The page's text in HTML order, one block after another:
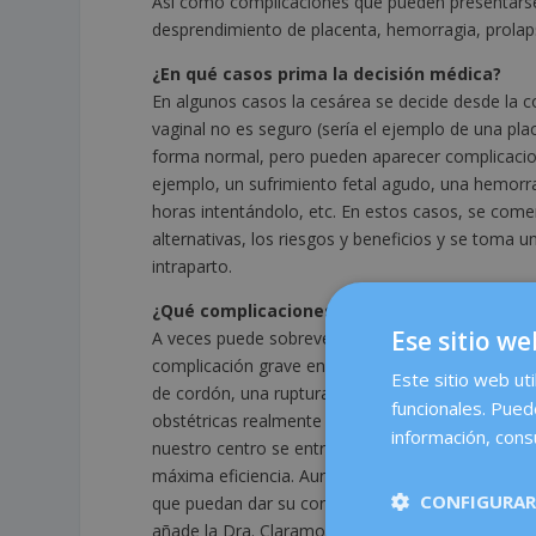
desprendimiento de placenta, hemorragia,
¿En qué casos prima la decisión médica?
En algunos casos la cesárea se decide desde
vaginal no es seguro (sería el ejemplo de una
forma normal, pero pueden aparecer
ejemplo, un sufrimiento fetal agudo, una
horas intentándolo, etc. En estos casos, se
alternativas, los riesgos y beneficios y se toma
intraparto.
¿Qué complicaciones pueden requerir una
A veces puede sobrevenir una situación de
complicación grave en el feto o la madre: como
de cordón, una ruptura uterina, un
obstétricas realmente graves y para que el
nuestro centro se entrenan en emergencias
máxima eficiencia. Aunque sea una situación
que puedan dar su consentimiento, aunque las
añade la Dra. Claramonte.
Ese sitio
Este sitio web
funcionales.
información,